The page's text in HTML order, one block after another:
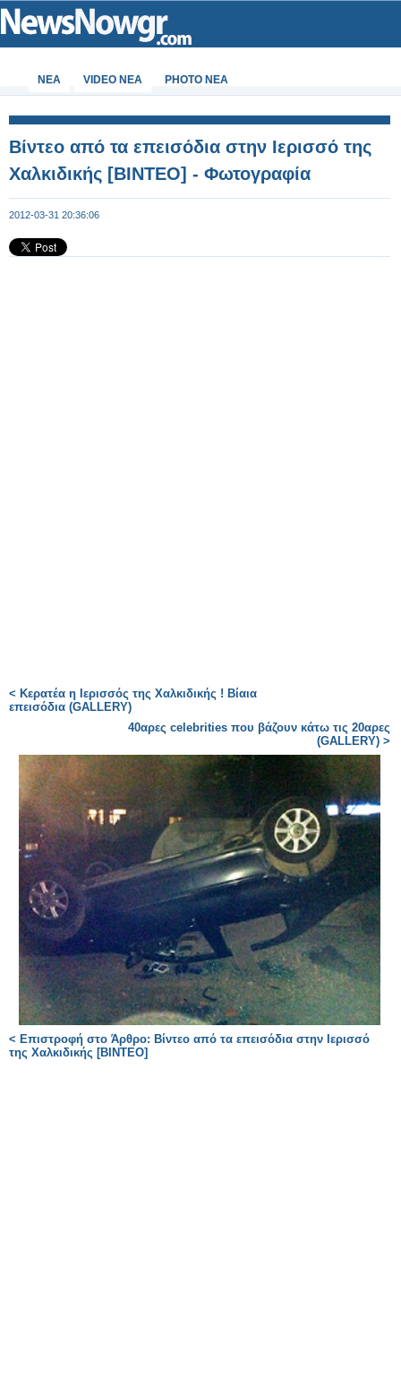
ΝΕΑ VIDEO NEA PHOTO NEA
Βίντεο από τα επεισόδια στην Ιερισσό της
Χαλκιδικής [ΒΙΝΤΕΟ] - Φωτογραφία
2012-03-31 20:36:06
< Kερατέα η Ιερισσός της Χαλκιδικής ! Βίαια
επεισόδια (GALLERY)
40αρες celebrities που βάζουν κάτω τις 20αρες
(GALLERY) >
< Επιστροφή στο Άρθρο: Βίντεο από τα επεισόδια στην Ιερισσό
της Χαλκιδικής [ΒΙΝΤΕΟ]